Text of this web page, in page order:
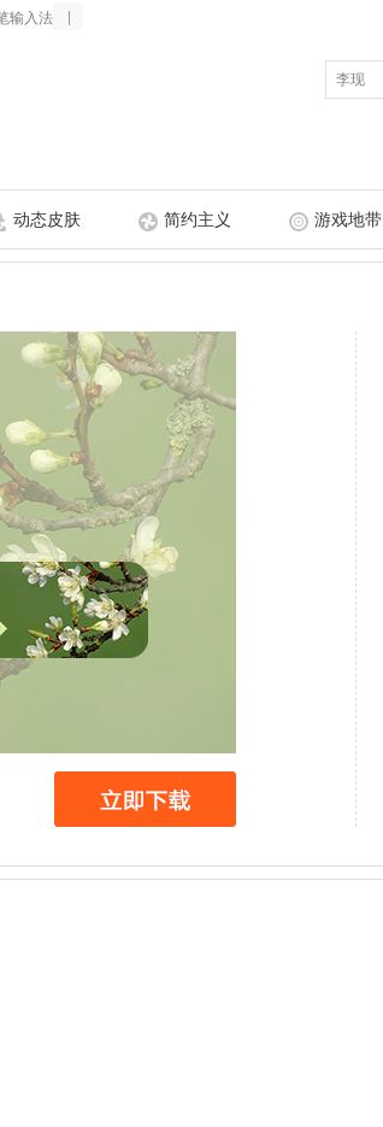
输入法
动态皮肤 简约主义 游戏地带